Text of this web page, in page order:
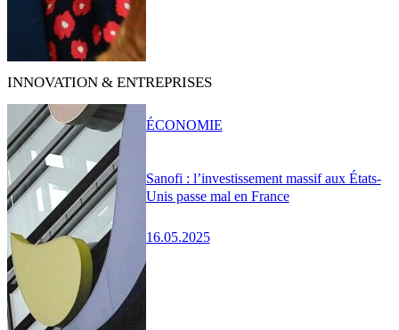
INNOVATION & ENTREPRISES
Sanofi : l’investissement massif aux États-
Unis passe mal en France
16.05.2025
ÉCONOMIE